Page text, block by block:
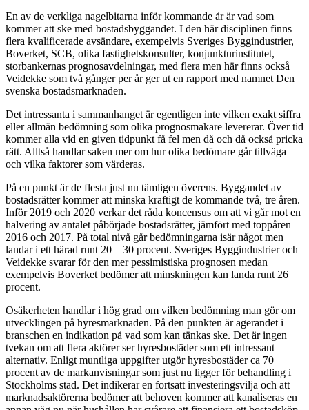
En av de verkliga nagelbitarna inför kommande år är vad som
kommer att ske med bostadsbyggandet. I den här disciplinen finns
flera kvalificerade avsändare, exempelvis Sveriges Byggindustrier,
Boverket, SCB, olika fastighetskonsulter, konjunkturinstitutet,
storbankernas prognosavdelningar, med flera men här finns också
Veidekke som två gånger per år ger ut en rapport med namnet Den
svenska bostadsmarknaden.
Det intressanta i sammanhanget är egentligen inte vilken exakt siffra
eller allmän bedömning som olika prognosmakare levererar. Över tid
kommer alla vid en given tidpunkt få fel men då och då också pricka
rätt. Alltså handlar saken mer om hur olika bedömare går tillväga
och vilka faktorer som värderas.
På en punkt är de flesta just nu tämligen överens. Byggandet av
bostadsrätter kommer att minska kraftigt de kommande två, tre åren.
Inför 2019 och 2020 verkar det råda koncensus om att vi går mot en
halvering av antalet påbörjade bostadsrätter, jämfört med toppåren
2016 och 2017. På total nivå går bedömningarna isär något men
landar i ett härad runt 20 – 30 procent. Sveriges Byggindustrier och
Veidekke svarar för den mer pessimistiska prognosen medan
exempelvis Boverket bedömer att minskningen kan landa runt 26
procent.
Osäkerheten handlar i hög grad om vilken bedömning man gör om
utvecklingen på hyresmarknaden. På den punkten är agerandet i
branschen en indikation på vad som kan tänkas ske. Det är ingen
tvekan om att flera aktörer ser hyresbostäder som ett intressant
alternativ. Enligt muntliga uppgifter utgör hyresbostäder ca 70
procent av de markanvisningar som just nu ligger för behandling i
Stockholms stad. Det indikerar en fortsatt investeringsvilja och att
marknadsaktörerna bedömer att behoven kommer att kanaliseras en